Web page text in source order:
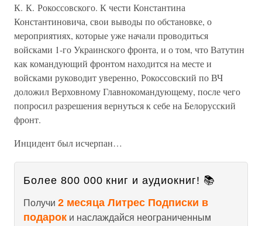
К. К. Рокоссовского. К чести Константина
Константиновича, свои выводы по обстановке, о
мероприятиях, которые уже начали проводиться
войсками 1-го Украинского фронта, и о том, что Ватутин
как командующий фронтом находится на месте и
войсками руководит уверенно, Рокоссовский по ВЧ
доложил Верховному Главнокомандующему, после чего
попросил разрешения вернуться к себе на Белорусский
фронт.
Инцидент был исчерпан…
Более 800 000 книг и аудиокниг! 📚
Получи 2 месяца Литрес Подписки в
подарок и наслаждайся неограниченным